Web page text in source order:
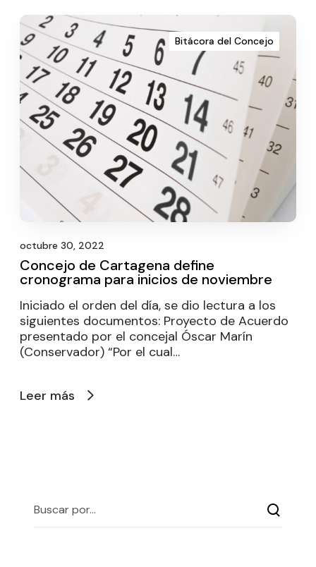
Bitácora del Concejo
octubre 30, 2022
Concejo de Cartagena define
cronograma para inicios de noviembre
Iniciado el orden del día, se dio lectura a los
siguientes documentos: Proyecto de Acuerdo
presentado por el concejal Óscar Marín
(Conservador) “Por el cual…
Leer más